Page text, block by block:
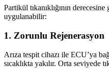
Partikül tıkanıklığının
uygulanabilir:
1. Zorunlu Rejenerasyon
Arıza tespit cihazı ile ECU’ya
sıcaklıkta yakılır. Orta seviyede